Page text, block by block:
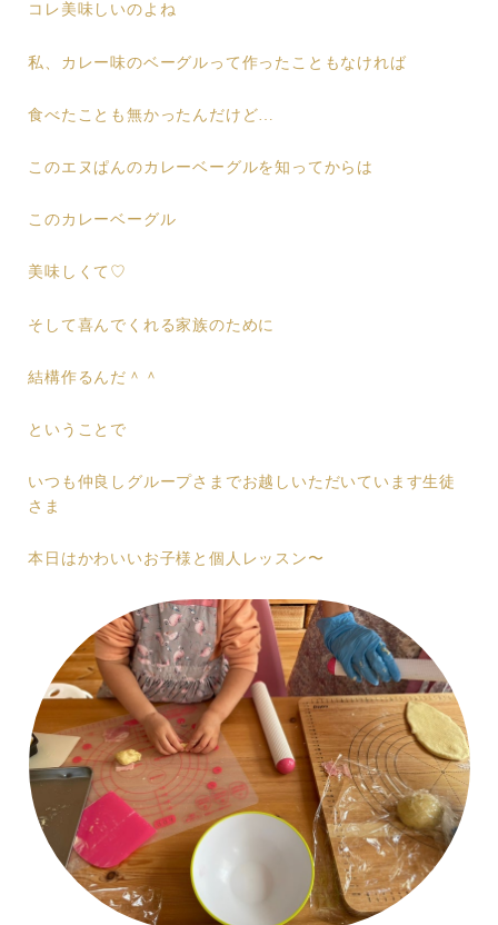
コレ美味しいのよね
私、カレー味のベーグルって作ったこともなければ
食べたことも無かったんだけど…
このエヌぱんのカレーベーグルを知ってからは
このカレーベーグル
美味しくて♡
そして喜んでくれる家族のために
結構作るんだ＾＾
ということで
いつも仲良しグループさまでお越しいただいています生徒
さま
本日はかわいいお子様と個人レッスン〜